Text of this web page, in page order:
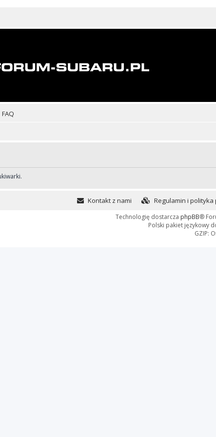
FAQ
Regulamin i polityka
Kontakt z nami
Technologię dostarcza phpBB®
Polski pakiet językowy
GZIP: